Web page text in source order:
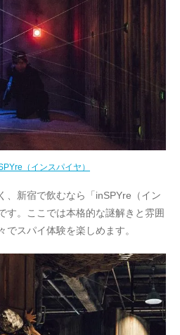
（インスパイヤ）
、新宿で飲むなら「inSPYre（イン
す。ここでは本格的な謎解きと雰囲
スパイ体験を楽しめます。